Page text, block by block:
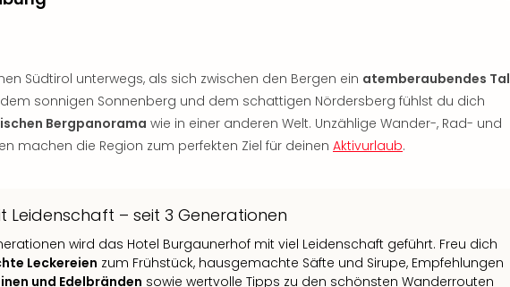
Südtirol unterwegs, als sich zwischen den Bergen ein atemberaubendes Tal
sonnigen Sonnenberg und dem schattigen Nördersberg fühlst du dich
Bergpanorama wie in einer anderen Welt. Unzählige Wander-, Rad- und
machen die Region zum perfekten Ziel für deinen Aktivurlaub.
Leidenschaft – seit 3 Generationen
wird das Hotel Burgaunerhof mit viel Leidenschaft geführt. Freu dich
Leckereien zum Frühstück, hausgemachte Säfte und Sirupe, Empfehlungen
und Edelbränden sowie wertvolle Tipps zu den schönsten Wanderrouten